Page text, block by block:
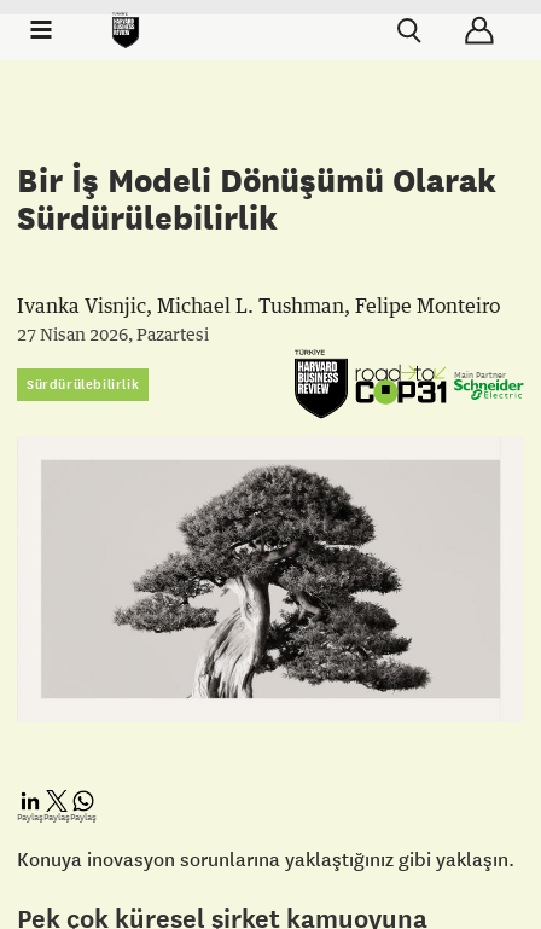
Bir İş Modeli Dönüşümü Olarak
Sürdürülebilirlik
Ivanka Visnjic, Michael L. Tushman, Felipe Monteiro
27 Nisan 2026, Pazartesi
Sürdürülebilirlik
Main Partner
PaylaşPaylaşPaylaş
Konuya inovasyon sorunlarına yaklaştığınız gibi yaklaşın.
Pek çok küresel şirket kamuoyuna